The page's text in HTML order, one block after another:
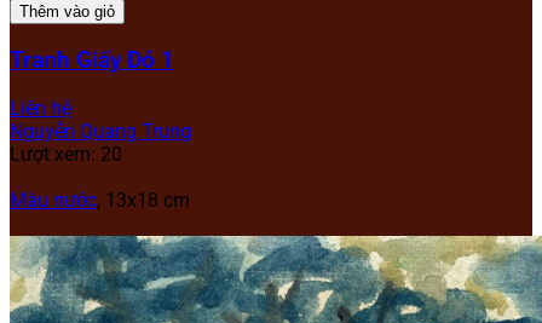
Thêm vào giỏ
Tranh Giấy Dó 1
Liên hệ
Nguyễn Quang Trung
Lượt xem: 20
Màu nước, 13x18 cm